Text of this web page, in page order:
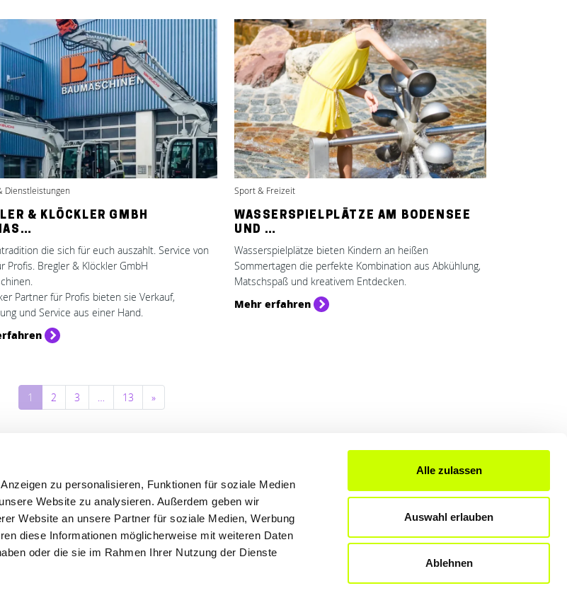
zu personalisieren, Funktionen für soziale Medien
Website zu analysieren. Außerdem geben wir
Website an unsere Partner für soziale Medien, Werbung
diese Informationen möglicherweise mit weiteren Daten
oder die sie im Rahmen Ihrer Nutzung der Dienste
Alle zulassen
Auswahl erlauben
Ablehnen
Dienstleistungen
& KLÖCKLER GMBH
die sich für euch auszahlt. Service von
Profis. Bregler & Klöckler GmbH
Partner für Profis bieten sie Verkauf,
und Service aus einer Hand.
Sport & Freizeit
WASSERSPIELPLÄTZE AM BODENSEE
UND …
Wasserspielplätze bieten Kindern an heißen
Sommertagen die perfekte Kombination aus Abkühlung,
Matschspaß und kreativem Entdecken.
Mehr erfahren
1 2 3 … 13 »
SERVICE
WhatsApp
0800 0057425
FÜR UNTERNEHMER
Werben auf dem Blog